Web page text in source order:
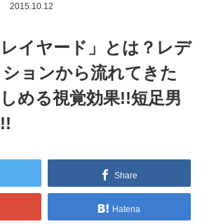
2015.10.12
イヤード」とは？レデ
ョンから流れてきた
める視覚効果!!短足男
Share
Hatena